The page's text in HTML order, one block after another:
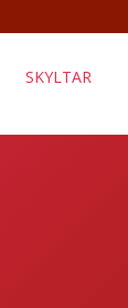
SKYLTAR